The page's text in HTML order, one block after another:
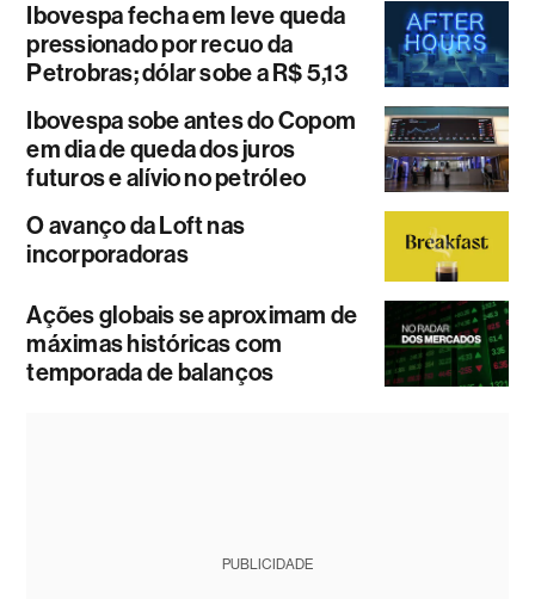
Ibovespa fecha em leve queda
pressionado por recuo da
Petrobras; dólar sobe a R$ 5,13
Ibovespa sobe antes do Copom
em dia de queda dos juros
futuros e alívio no petróleo
O avanço da Loft nas
incorporadoras
Ações globais se aproximam de
máximas históricas com
temporada de balanços
PUBLICIDADE